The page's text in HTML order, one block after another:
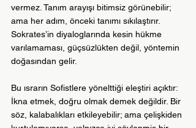
vermez. Tanım arayışı bitimsiz görünebilir;
ama her adım, önceki tanımı sıkılaştırır.
Sokrates’in diyaloglarında kesin hükme
varılamaması, güçsüzlükten değil, yöntemin
doğasından gelir.
Bu ısrarın Sofistlere yönelttiği eleştiri açıktır:
İkna etmek, doğru olmak demek değildir. Bir
söz, kalabalıkları etkileyebilir; ama çelişkiden